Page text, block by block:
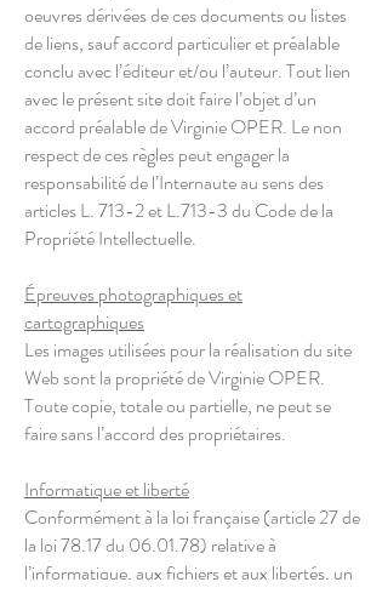
oeuvres dérivées de ces documents ou listes
de liens, sauf accord particulier et préalable
conclu avec l’éditeur et/ou l’auteur. Tout lien
avec le présent site doit faire l’objet d’un
accord préalable de Virginie OPER. Le non
respect de ces règles peut engager la
responsabilité de l’Internaute au sens des
articles L. 713-2 et L.713-3 du Code de la
Propriété Intellectuelle.
Épreuves photographiques et
cartographiques
Les images utilisées pour la réalisation du site
Web sont la propriété de Virginie OPER.
Toute copie, totale ou partielle, ne peut se
faire sans l’accord des propriétaires.
Informatique et liberté
Conformément à la loi française (article 27 de
la loi 78.17 du 06.01.78) relative à
l’informatique, aux fichiers et aux libertés, un